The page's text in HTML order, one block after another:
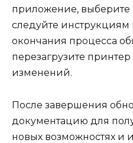
приложение, выберите
следуйте инструкциям
окончания процесса
перезагрузите
изменений.
После завершения
документацию для
новых возможностях и